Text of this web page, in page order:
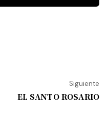
Siguiente
EL SANTO ROSARIO